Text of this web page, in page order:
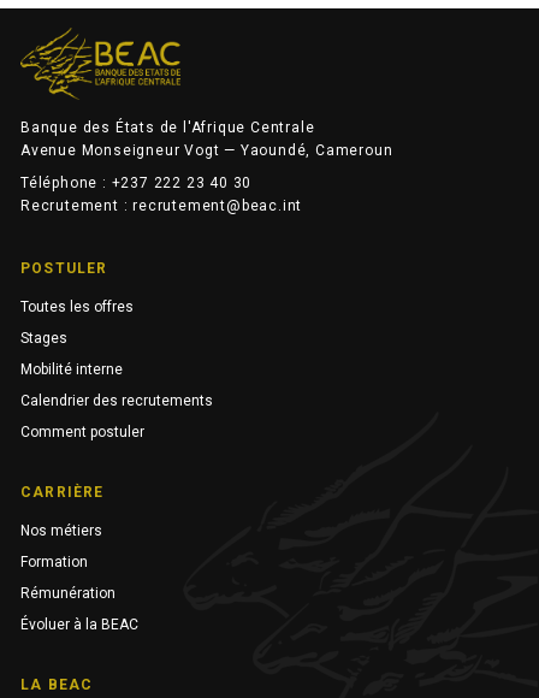
Banque des États de l'Afrique Centrale
Avenue Monseigneur Vogt — Yaoundé, Cameroun
Téléphone : +237 222 23 40 30
Recrutement : recrutement@beac.int
POSTULER
Toutes les offres
Stages
Mobilité interne
Calendrier des recrutements
Comment postuler
CARRIÈRE
Nos métiers
Formation
Rémunération
Évoluer à la BEAC
LA BEAC